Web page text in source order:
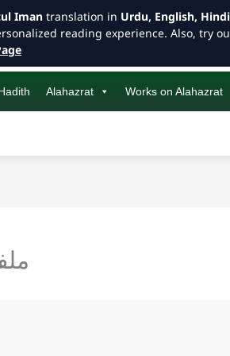
Alahazrat Works on Alahazrat
Iman translation in Urdu, English,
reading experience. Also, try